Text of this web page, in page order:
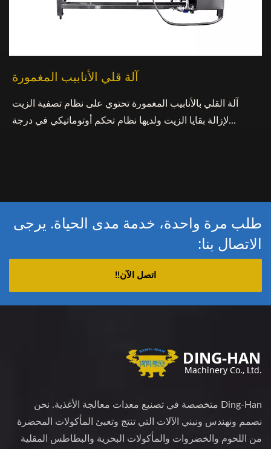
آلة قلي الأنابيب المغمورة
آلة القلي بالأنابيب المغمورة تحتوي على نظام تصفية الزيت
لإزالة بقايا الزيت ولديها نظام تحكم أوتوماتيكي في درجة...
طلب مرة واحدة، خدمة مدى الحياة. يرجى
الاتصال بنا:
اتصل الآن!!
Ding-Han متخصصة في تصنيع معدات معالجة الأغذية. نحن
نصمم ونهندس ونبني الآلات التي تنتج وتعبئ المأكولات المحضرة
من اللحوم والخضروات والمأكولات البحرية والبطاطس المقلية